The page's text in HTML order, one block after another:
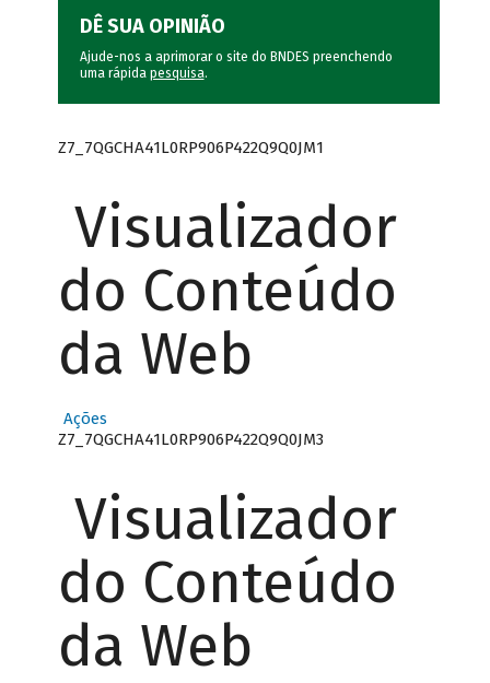
DÊ SUA OPINIÃO
Ajude-nos a aprimorar o site do BNDES preenchendo
uma rápida pesquisa.
Z7_7QGCHA41L0RP906P422Q9Q0JM1
Visualizador
do Conteúdo
da Web
Ações
Z7_7QGCHA41L0RP906P422Q9Q0JM3
Visualizador
do Conteúdo
da Web